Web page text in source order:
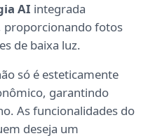
AI integrada
proporcionando fotos
de baixa luz.
só é esteticamente
garantindo
As funcionalidades do
deseja um